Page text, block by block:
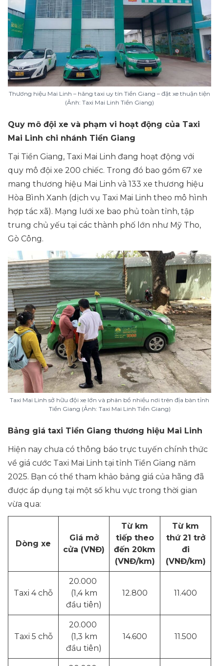
Thương hiệu Mai Linh – hãng taxi uy tín Tiền Giang – đặt xe thuận tiện
(Ảnh: Taxi Mai Linh Tiền Giang)
Quy mô đội xe và phạm vi hoạt động của Taxi
Mai Linh chi nhánh Tiền Giang
Tại Tiền Giang, Taxi Mai Linh đang hoạt động với
quy mô đội xe 200 chiếc. Trong đó bao gồm 67 xe
mang thương hiệu Mai Linh và 133 xe thương hiệu
Hòa Bình Xanh (dịch vụ Taxi Mai Linh theo mô hình
hợp tác xã). Mạng lưới xe bao phủ toàn tỉnh, tập
trung chủ yếu tại các thành phố lớn như Mỹ Tho,
Gò Công.
Taxi Mai Linh sở hữu đội xe lớn và phân bổ nhiều nơi trên địa bàn tỉnh
Tiền Giang (Ảnh: Taxi Mai Linh Tiền Giang)
Bảng giá taxi Tiền Giang thương hiệu Mai Linh
Hiện nay chưa có thông báo trực tuyến chính thức
về giá cước Taxi Mai Linh tại tỉnh Tiền Giang năm
2025. Bạn có thể tham khảo bảng giá của hãng đã
được áp dụng tại một số khu vực trong thời gian
vừa qua:
Dòng xe
Giá mở
cửa (VNĐ)
Từ km
tiếp theo
đến 20km
(VNĐ/km)
Từ km
thứ 21 trở
đi
(VNĐ/km)
Taxi 4 chỗ
20.000
(1,4 km
đầu tiên)
12.800 11.400
Taxi 5 chỗ
20.000
(1,3 km
đầu tiên)
14.600 11.500